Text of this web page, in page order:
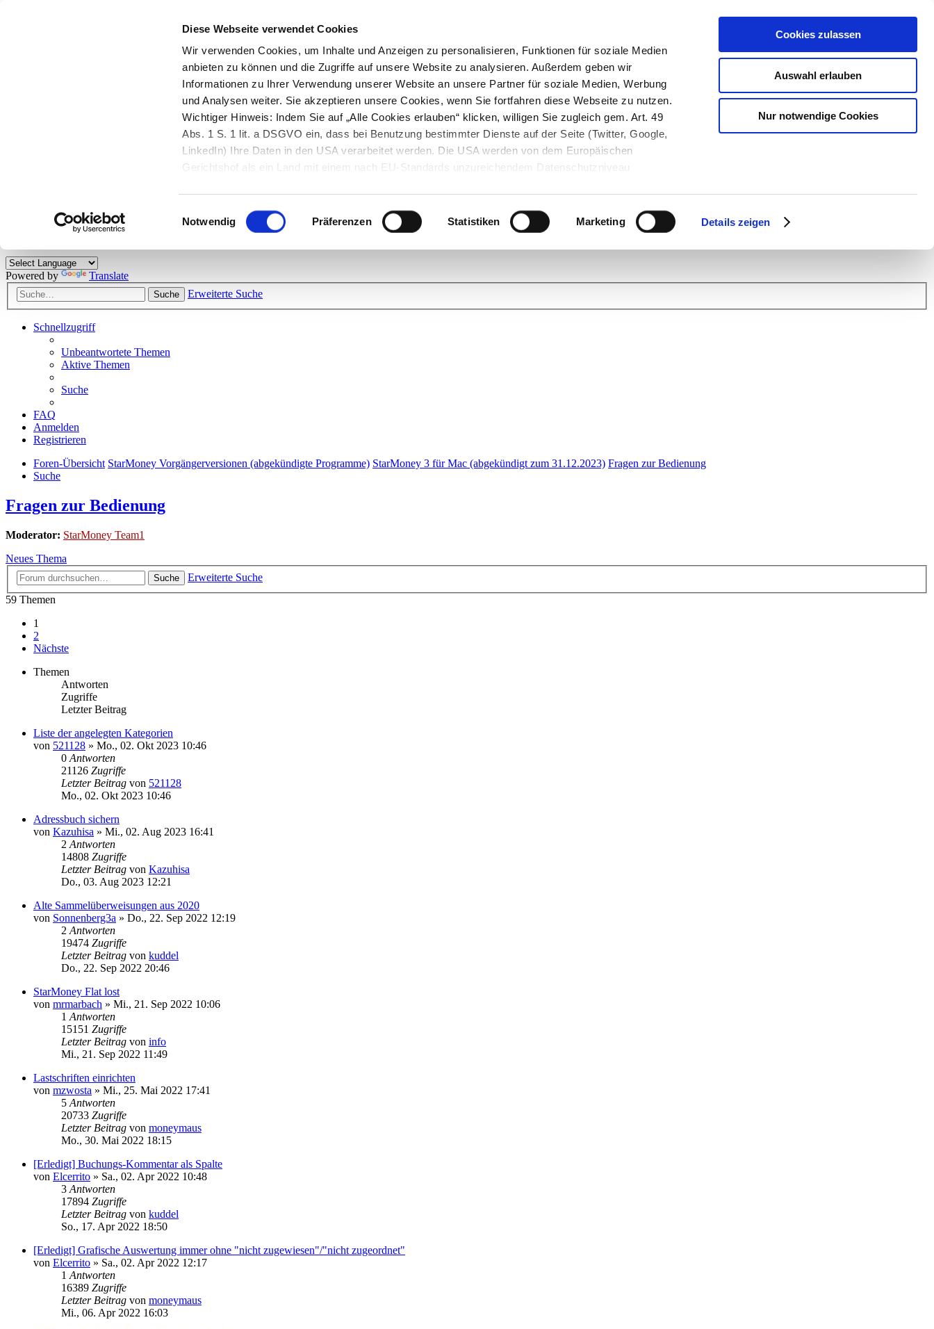
Diese Webseite verwendet Cookies
Wir verwenden Cookies, um Inhalte und Anzeigen zu personalisieren, Funktionen für soziale Medien
anbieten zu können und die Zugriffe auf unsere Website zu analysieren. Außerdem geben wir
Informationen zu Ihrer Verwendung unserer Website an unsere Partner für soziale Medien, Werbung
und Analysen weiter. Sie akzeptieren unsere Cookies, wenn Sie fortfahren diese Webseite zu nutzen.
Wichtiger Hinweis: Indem Sie auf „Alle Cookies erlauben“ klicken, willigen Sie zugleich gem. Art. 49
Abs. 1 S. 1 lit. a DSGVO ein, dass bei Benutzung bestimmter Dienste auf der Seite (Twitter, Google,
LinkedIn) Ihre Daten in den USA verarbeitet werden. Die USA werden von dem Europäischen
Gerichtshof als ein Land mit einem nach EU-Standards unzureichendem Datenschutzniveau
Einwilligungsauswahl
Notwendig Präferenzen Statistiken Marketing Details zeigen
Cookies zulassen
Auswahl erlauben
Nur notwendige Cookies
Herzlich willkommen!
Kunden viele nützliche Hilfestellungen und interessante Tipps und Tricks. Stellen Sie Ihre Fragen und helfen Sie mit Ihrem Wissen anderen weiter.
Powered by Translate
Suche Erweiterte Suche
Schnellzugriff
Unbeantwortete Themen
Aktive Themen
Suche
FAQ
Anmelden
Registrieren
Foren-Übersicht StarMoney Vorgängerversionen (abgekündigte Programme) StarMoney 3 für Mac (abgekündigt zum 31.12.2023) Fragen zur Bedienung
Suche
Fragen zur Bedienung
Moderator: StarMoney Team1
Neues Thema
Suche
Erweiterte Suche
59 Themen
1
2
Nächste
Themen
Antworten
Zugriffe
Letzter Beitrag
Liste der angelegten Kategorien
von 521128 » Mo., 02. Okt 2023 10:46
0 Antworten
21126 Zugriffe
Letzter Beitrag von 521128
Mo., 02. Okt 2023 10:46
Adressbuch sichern
von Kazuhisa » Mi., 02. Aug 2023 16:41
2 Antworten
14808 Zugriffe
Letzter Beitrag von Kazuhisa
Do., 03. Aug 2023 12:21
Alte Sammelüberweisungen aus 2020
von Sonnenberg3a » Do., 22. Sep 2022 12:19
2 Antworten
19474 Zugriffe
Letzter Beitrag von kuddel
Do., 22. Sep 2022 20:46
StarMoney Flat lost
von mrmarbach » Mi., 21. Sep 2022 10:06
1 Antworten
15151 Zugriffe
Letzter Beitrag von info
Mi., 21. Sep 2022 11:49
Lastschriften einrichten
von mzwosta » Mi., 25. Mai 2022 17:41
5 Antworten
20733 Zugriffe
Letzter Beitrag von moneymaus
Mo., 30. Mai 2022 18:15
[Erledigt] Buchungs-Kommentar als Spalte
von Elcerrito » Sa., 02. Apr 2022 10:48
3 Antworten
17894 Zugriffe
Letzter Beitrag von kuddel
So., 17. Apr 2022 18:50
[Erledigt] Grafische Auswertung immer ohne "nicht zugewiesen"/"nicht zugeordnet"
von Elcerrito » Sa., 02. Apr 2022 12:17
1 Antworten
16389 Zugriffe
Letzter Beitrag von moneymaus
Mi., 06. Apr 2022 16:03